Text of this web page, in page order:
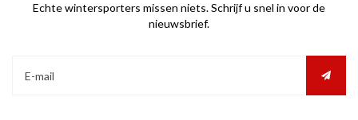
Echte wintersporters missen niets. Schrijf u snel in voor de
nieuwsbrief.